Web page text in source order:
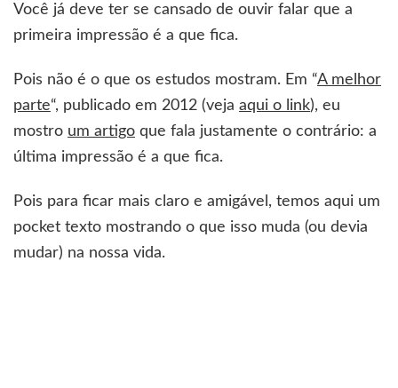
que
fica?
Você já deve ter se cansado de ouvir falar que a
primeira impressão é a que fica.
Pois não é o que os estudos mostram. Em “A melhor
parte“, publicado em 2012 (veja aqui o link), eu
mostro um artigo que fala justamente o contrário: a
última impressão é a que fica.
Pois para ficar mais claro e amigável, temos aqui um
pocket texto mostrando o que isso muda (ou devia
mudar) na nossa vida.